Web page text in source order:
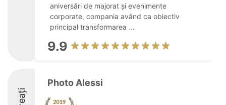
aniversări de majorat și evenimente
corporate, compania având ca obiectiv
principal transformarea ...
9.9
Photo Alessi